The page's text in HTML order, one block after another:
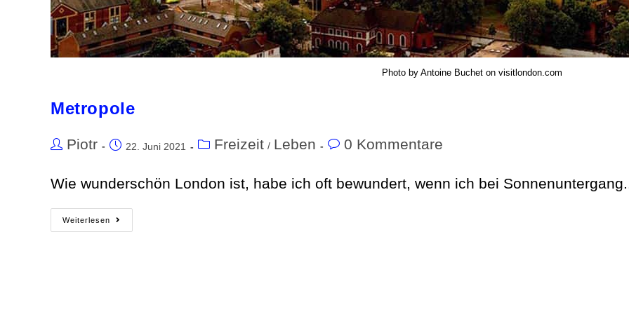
Photo by Antoine Buchet on visitlondon.com
Metropole
Piotr 22. Juni 2021 Freizeit / Leben 0 Kommentare
Wie wunderschön London ist, habe ich oft bewundert, wenn ich bei
Weiterlesen